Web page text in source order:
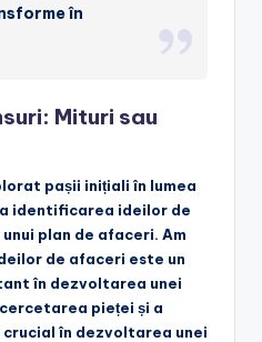
în
Mituri sau
pașii inițiali în lumea
identificarea ideilor de
plan de afaceri. Am
de afaceri este un
în dezvoltarea unei
pieței și a
crucial în dezvoltarea unei